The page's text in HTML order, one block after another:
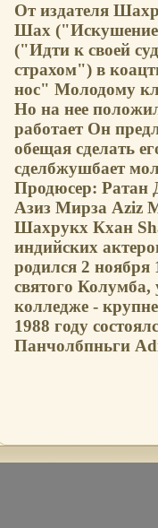
От издателя
Шах
("Идти к своей
страхом") в
нос" Молодому
Но на нее
работает Он
обещая сделать
сделбжушбает
Продюсер: Ратан
Азиз Мирза Aziz
Шахрукх Кхан
индийских
родился 2
святого
колледже -
1988 году
Панчолбпньги